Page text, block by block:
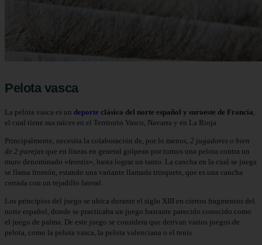
Pelota vasca
La pelota vasca es un deporte clásico del norte español y suroeste de Francia
el cual tiene sus raíces en el Territorio Vasco, Navarra y en La Rioja.​
Principalmente, necesita la colaboración de, por lo menos, 2 jugadores o bien
de 2 parejas que en líneas en general golpean por turnos una pelota contra un
muro denominado «frontis», hasta lograr un tanto. La cancha en la cual se juega
se llama frontón, estando una variante llamada trinquete, que es una cancha
cerrada con un tejadillo lateral.
Los principios del juego se ubica durante el siglo XIII en ciertos fragmentos del
norte español,​ donde se practicaba un juego bastante parecido conocido como
el juego de palma. De este juego se considera que derivan varios juegos de
pelota, como la pelota vasca, la pelota valenciana o el tenis.